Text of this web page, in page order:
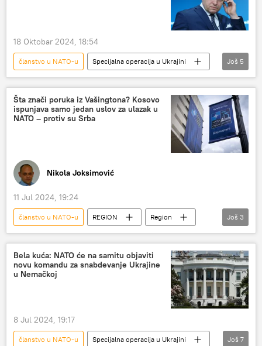
18 Oktobar 2024, 18:54
članstvo u NATO-u
Specijalna operacija u Ukrajini
Specijalna vojna operacija u Ukrajini – vesti
Robert Fico
Ukrajina
Evropska unija (EU)
pregovori
Još 5
Šta znači poruka iz Vašingtona? Kosovo
ispunjava samo jedan uslov za ulazak u
NATO – protiv su Srba
Nikola Joksimović
11 Jul 2024, 19:24
članstvo u NATO-u REGION
Region
Region – politika
NATO
Kosovo i Metohija (KiM)
Još 3
Bela kuća: NATO će na samitu objaviti
novu komandu za snabdevanje Ukrajine
u Nemačkoj
8 Jul 2024, 19:17
članstvo u NATO-u
Specijalna operacija u Ukrajini
Još 7